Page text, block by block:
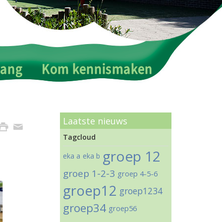
Laatste nieuws
Tagcloud
eka a eka b groep 12
groep 1-2-3 groep 4-5-6
groep12 groep1234
groep34 groep56